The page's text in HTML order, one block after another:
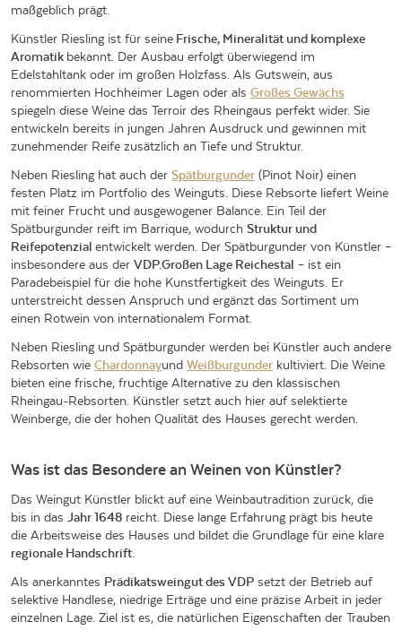
maßgeblich prägt.
Künstler Riesling ist für seine Frische, Mineralität und komplexe
Aromatik bekannt. Der Ausbau erfolgt überwiegend im
Edelstahltank oder im großen Holzfass. Als Gutswein, aus
renommierten Hochheimer Lagen oder als Großes Gewächs
spiegeln diese Weine das Terroir des Rheingaus perfekt wider. Sie
entwickeln bereits in jungen Jahren Ausdruck und gewinnen mit
zunehmender Reife zusätzlich an Tiefe und Struktur.
Neben Riesling hat auch der Spätburgunder (Pinot Noir) einen
festen Platz im Portfolio des Weinguts. Diese Rebsorte liefert Weine
mit feiner Frucht und ausgewogener Balance. Ein Teil der
Spätburgunder reift im Barrique, wodurch Struktur und
Reifepotenzial entwickelt werden. Der Spätburgunder von Künstler –
insbesondere aus der VDP.Großen Lage Reichestal – ist ein
Paradebeispiel für die hohe Kunstfertigkeit des Weinguts. Er
unterstreicht dessen Anspruch und ergänzt das Sortiment um
einen Rotwein von internationalem Format.
Neben Riesling und Spätburgunder werden bei Künstler auch andere
Rebsorten wie Chardonnayund Weißburgunder kultiviert. Die Weine
bieten eine frische, fruchtige Alternative zu den klassischen
Rheingau-Rebsorten. Künstler setzt auch hier auf selektierte
Weinberge, die der hohen Qualität des Hauses gerecht werden.
Was ist das Besondere an Weinen von Künstler?
Das Weingut Künstler blickt auf eine Weinbautradition zurück, die
bis in das Jahr 1648 reicht. Diese lange Erfahrung prägt bis heute
die Arbeitsweise des Hauses und bildet die Grundlage für eine klare
regionale Handschrift
Als anerkanntes Prädikatsweingut des VDP setzt der Betrieb auf
selektive Handlese, niedrige Erträge und eine präzise Arbeit in jeder
einzelnen Lage. Ziel ist es, die natürlichen Eigenschaften der Trauben